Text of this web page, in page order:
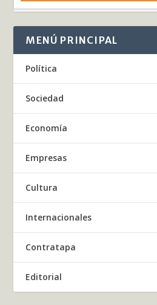
MENÚ PRINCIPAL
Política
Sociedad
Economía
Empresas
Cultura
Internacionales
Contratapa
Editorial